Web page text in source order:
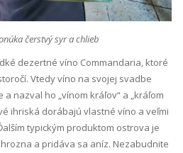
čerstvý syr a chlieb
dezertné víno Commandaria, ktoré
Vtedy víno na svojej svadbe
a nazval ho „vínom kráľov“ a „kráľom
ihriská dorábajú vlastné víno a veľmi
typickým produktom ostrova je
a pridáva sa aníz. Nezabudnite